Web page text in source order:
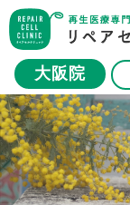
大阪院